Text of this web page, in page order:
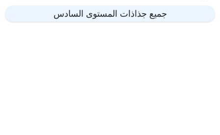
جميع جذاذات المستوى السادس